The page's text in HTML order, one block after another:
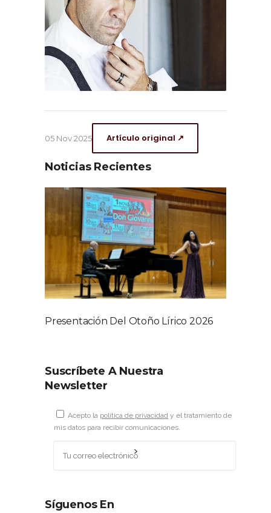
05 Nov 2025 Artículo original ↗
Noticias Recientes
Presentación Del Otoño Lírico 2026
Suscríbete A Nuestra
Newsletter
Acepto la política de privacidad y el tratamiento de
mis datos para recibir comunicaciones.
Síguenos En